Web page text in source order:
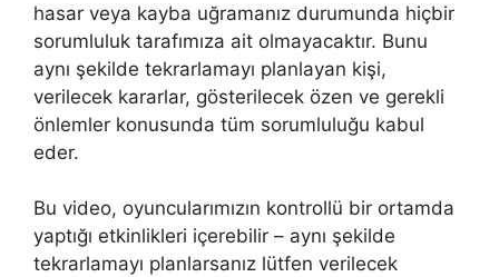
hasar veya kayba uğramanız durumunda hiçbir
sorumluluk tarafımıza ait olmayacaktır. Bunu
aynı şekilde tekrarlamayı planlayan kişi,
verilecek kararlar, gösterilecek özen ve gerekli
önlemler konusunda tüm sorumluluğu kabul
eder.
Bu video, oyuncularımızın kontrollü bir ortamda
yaptığı etkinlikleri içerebilir – aynı şekilde
tekrarlamayı planlarsanız lütfen verilecek